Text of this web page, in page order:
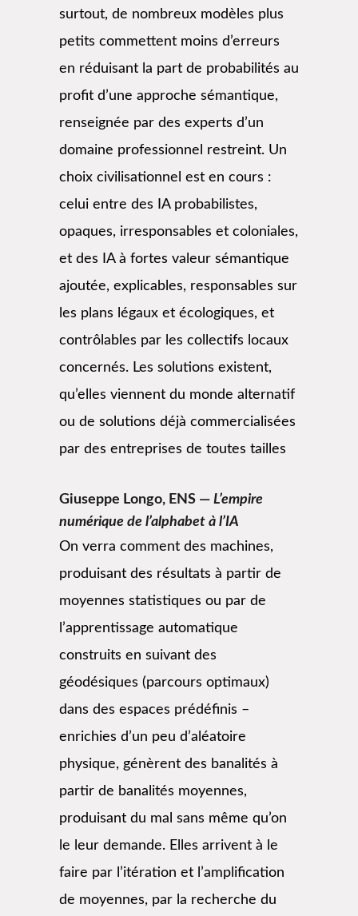
surtout, de nombreux modèles plus
petits commettent moins d’erreurs
en réduisant la part de probabilités au
profit d’une approche sémantique,
renseignée par des experts d’un
domaine professionnel restreint. Un
choix civilisationnel est en cours :
celui entre des IA probabilistes,
opaques, irresponsables et coloniales,
et des IA à fortes valeur sémantique
ajoutée, explicables, responsables sur
les plans légaux et écologiques, et
contrôlables par les collectifs locaux
concernés. Les solutions existent,
qu’elles viennent du monde alternatif
ou de solutions déjà commercialisées
par des entreprises de toutes tailles
Giuseppe Longo, ENS — L’empire
numérique de l’alphabet à l’IA
On verra comment des machines,
produisant des résultats à partir de
moyennes statistiques ou par de
l’apprentissage automatique
construits en suivant des
géodésiques (parcours optimaux)
dans des espaces prédéfinis –
enrichies d’un peu d’aléatoire
physique, génèrent des banalités à
partir de banalités moyennes,
produisant du mal sans même qu’on
le leur demande. Elles arrivent à le
faire par l’itération et l’amplification
de moyennes, par la recherche du